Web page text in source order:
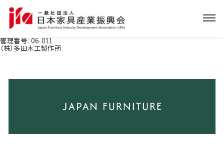
管理番号: 06-011
（株）多田木工製作所